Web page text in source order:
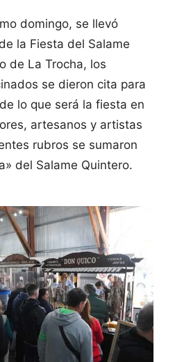
domingo, se llevó
la Fiesta del Salame
de La Trocha, los
se dieron cita para
lo que será la fiesta en
artesanos y artistas
rubros se sumaron
del Salame Quintero.